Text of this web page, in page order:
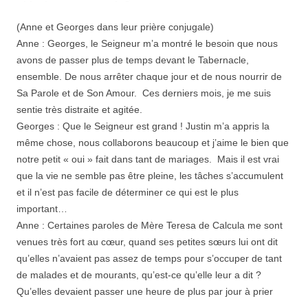
(Anne et Georges dans leur prière conjugale)
Anne : Georges, le Seigneur m’a montré le besoin que nous
avons de passer plus de temps devant le Tabernacle,
ensemble. De nous arrêter chaque jour et de nous nourrir de
Sa Parole et de Son Amour. Ces derniers mois, je me suis
sentie très distraite et agitée.
Georges : Que le Seigneur est grand ! Justin m’a appris la
même chose, nous collaborons beaucoup et j’aime le bien que
notre petit « oui » fait dans tant de mariages. Mais il est vrai
que la vie ne semble pas être pleine, les tâches s’accumulent
et il n’est pas facile de déterminer ce qui est le plus
important…
Anne : Certaines paroles de Mère Teresa de Calcula me sont
venues très fort au cœur, quand ses petites sœurs lui ont dit
qu’elles n’avaient pas assez de temps pour s’occuper de tant
de malades et de mourants, qu’est-ce qu’elle leur a dit ?
Qu’elles devaient passer une heure de plus par jour à prier